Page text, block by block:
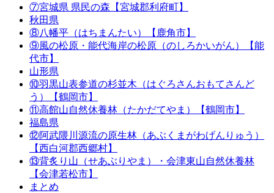
⑦宮城県 県民の森【宮城郡利府町】
秋田県
⑧八幡平（はちまんたい）【鹿角市】
⑨風の松原・能代海岸の松原（のしろかいがん）【能
代市】
山形県
⑩羽黒山表参道の杉並木（はぐろさんおもてさんど
う）【鶴岡市】
⑪高館山自然休養林（たかだてやま）【鶴岡市】
福島県
⑫阿武隈川源流の原生林（あぶくまがわげんりゅう）
【西白河郡西郷村】
⑬背炙り山（せあぶりやま）・会津東山自然休養林
【会津若松市】
まとめ